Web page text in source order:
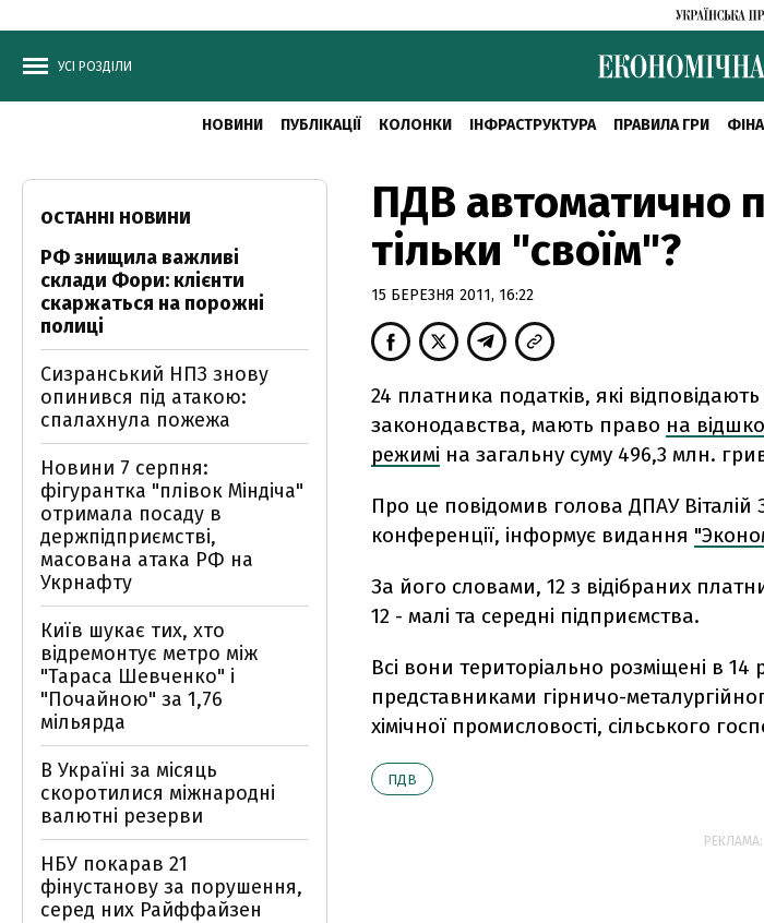
УСІ РОЗДІЛИ
НОВИНИ ПУБЛІКАЦІЇ КОЛОНКИ ІНФРАСТРУКТУРА ПРАВИЛА ГРИ
ПДВ автоматично
тільки "своїм"?
15 БЕРЕЗНЯ 2011, 16:22
24 платника податків, які
законодавства, мають право на
режимі на загальну суму 496,3 млн.
Про це повідомив голова ДПАУ Віталій
конференції, інформує видання
За його словами, 12 з відібраних
12 - малі та середні підприємства.
Всі вони територіально розміщені в 14
представниками гірничо-
хімічної промисловості, сільського
ПДВ
РЕКЛАМА:
ОСТАННІ НОВИНИ
РФ знищила важливі
склади Фори: клієнти
скаржаться на порожні
полиці
Сизранський НПЗ знову
опинився під атакою:
спалахнула пожежа
Новини 7 серпня:
фігурантка "плівок Міндіча"
отримала посаду в
держпідприємстві,
масована атака РФ на
Укрнафту
Київ шукає тих, хто
відремонтує метро між
"Тараса Шевченко" і
"Почайною" за 1,76
мільярда
В Україні за місяць
скоротилися міжнародні
валютні резерви
НБУ покарав 21
фінустанову за порушення,
серед них Райффайзен